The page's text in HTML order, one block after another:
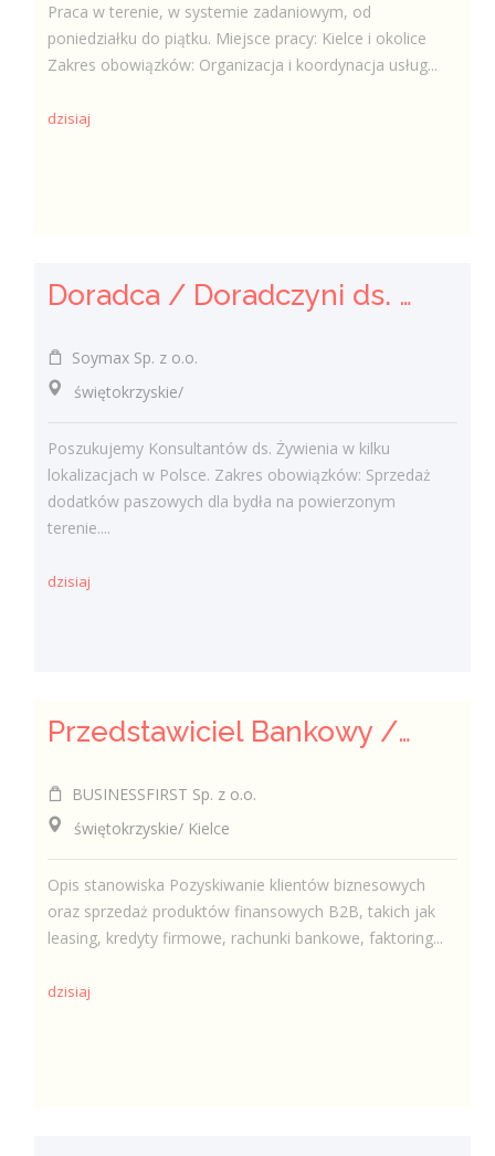
Praca w terenie, w systemie zadaniowym, od
poniedziałku do piątku. Miejsce pracy: Kielce i okolice
Zakres obowiązków: Organizacja i koordynacja usług...
dzisiaj
Doradca / Doradczyni ds. Żywienia Zwierząt
Soymax Sp. z o.o.
świętokrzyskie/
Poszukujemy Konsultantów ds. Żywienia w kilku
lokalizacjach w Polsce. Zakres obowiązków: Sprzedaż
dodatków paszowych dla bydła na powierzonym
terenie....
dzisiaj
Przedstawiciel Bankowy / Przedstawicielka Bankowa sektor MŚP
BUSINESSFIRST Sp. z o.o.
świętokrzyskie/ Kielce
Opis stanowiska Pozyskiwanie klientów biznesowych
oraz sprzedaż produktów finansowych B2B, takich jak
leasing, kredyty firmowe, rachunki bankowe, faktoring...
dzisiaj